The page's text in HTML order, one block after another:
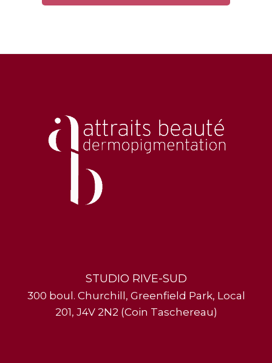
STUDIO RIVE-SUD
300 boul. Churchill, Greenfield Park, Local
201, J4V 2N2 (Coin Taschereau)